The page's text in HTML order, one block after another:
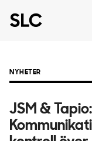
NYHETER
JSM & Tapio: